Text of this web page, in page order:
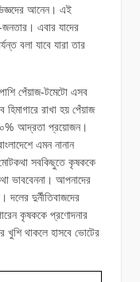
আনেন। এই
জনতার। এবার যাদের
বলা যাবে যারা তার
পেঁয়াজ-টমেটো এসব
রাখা হয় পেঁয়াজ
৬০% আদ্রতা প্রয়োজন।
এমন নানান
সবকিছুতে কৃষককে
ভাববেননা। আপনাদের
দলের দুর্নীতিবাজদের
কৃষককে প্রণোদনার
খুশি থাকলে হাসবে ভোটের